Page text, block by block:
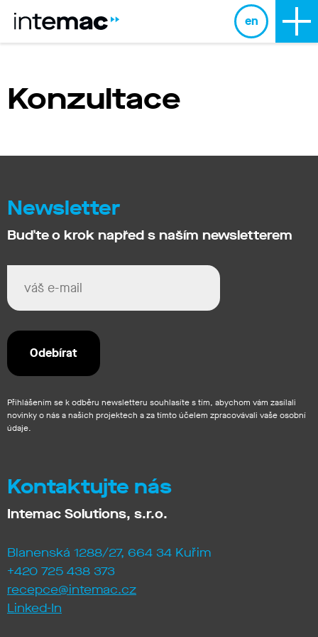
en
Konzultace
Newsletter
Buďte o krok napřed s naším newsletterem
Přihlášením se k odběru newsletteru souhlasíte s tím, abychom vám zasílali
novinky o nás a našich projektech a za tímto účelem zpracovávali vaše osobní
údaje.
Kontaktujte nás
Intemac Solutions, s.r.o.
Blanenská 1288/27, 664 34 Kuřim
+420 725 438 373
recepce@intemac.cz
Linked-In